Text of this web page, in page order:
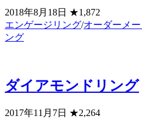
2018年8月18日 ★1,872
エンゲージリング/オーダーメー
ング
ダイアモンドリング
2017年11月7日 ★2,264